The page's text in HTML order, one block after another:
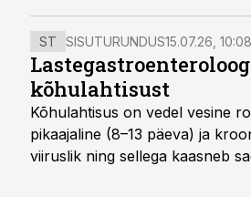
ST SISUTURUNDUS15.07.26, 10:08
kõhulahtisust
Kõhulahtisus on vedel vesine
pikaajaline (8–13 päeva) ja
viiruslik ning sellega kaasneb